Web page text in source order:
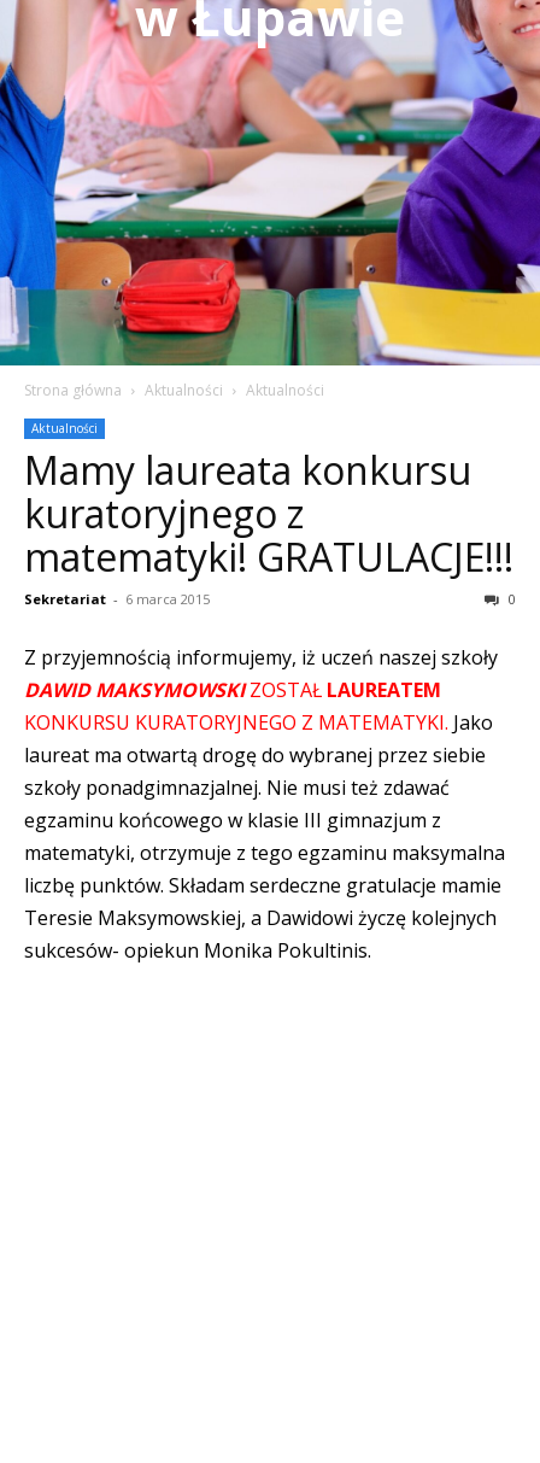
w Łupawie
Strona główna Aktualności Aktualności
Aktualności
Mamy laureata konkursu
kuratoryjnego z
matematyki! GRATULACJE!!!
Sekretariat - 6 marca 2015 0
Z przyjemnością informujemy, iż uczeń naszej szkoły
DAWID MAKSYMOWSKIZOSTAŁ LAUREATEM
KONKURSU KURATORYJNEGO Z MATEMATYKI. Jako
laureat ma otwartą drogę do wybranej przez siebie
szkoły ponadgimnazjalnej. Nie musi też zdawać
egzaminu końcowego w klasie III gimnazjum z
matematyki, otrzymuje z tego egzaminu maksymalna
liczbę punktów. Składam serdeczne gratulacje mamie
Teresie Maksymowskiej, a Dawidowi życzę kolejnych
sukcesów- opiekun Monika Pokultinis.